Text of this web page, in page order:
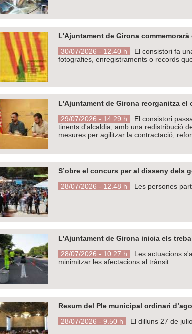
L'Ajuntament de Girona
30/07/2026 - 12.40 h
El consistori fa
fotografies, enregistraments o records
L'Ajuntament de Girona reorganitza
29/07/2026 - 14.29 h
El consistori
tinents d'alcaldia, amb una redistribució
mesures per agilitzar la contractació,
S’obre el concurs per al disseny dels
28/07/2026 - 12.48 h
Les persones
L'Ajuntament de Girona inicia els
28/07/2026 - 10.27 h
Les actuacions
minimitzar les afectacions al trànsit
Resum del Ple municipal ordinari
28/07/2026 - 9.50 h
El dilluns 27 de